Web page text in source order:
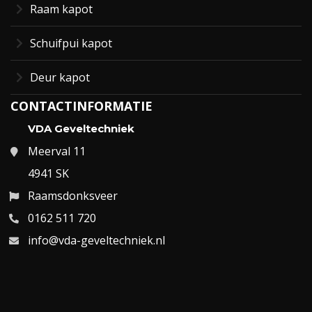
Raam kapot
Schuifpui kapot
Deur kapot
CONTACTINFORMATIE
VDA Geveltechniek
Meerval 11
4941 SK
Raamsdonksveer
0162 511 720
info@vda-geveltechniek.nl